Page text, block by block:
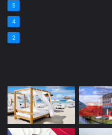
5
4
2